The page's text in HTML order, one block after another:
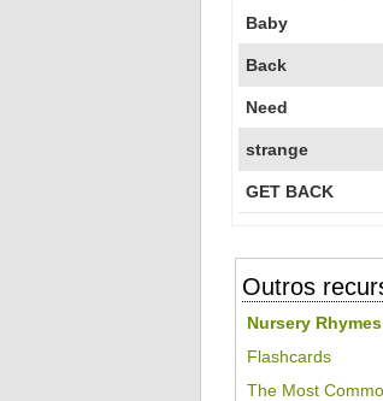
Baby
Back
Need
strange
GET BACK
Outros
Nursery
Flashcards
The Most